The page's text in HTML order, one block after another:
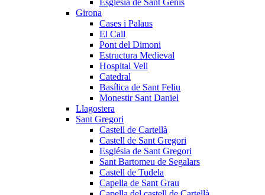
Església de Sant Genís
Girona
Cases i Palaus
El Call
Pont del Dimoni
Estructura Medieval
Hospital Vell
Catedral
Basílica de Sant Feliu
Monestir Sant Daniel
Llagostera
Sant Gregori
Castell de Cartellà
Castell de Sant Gregori
Església de Sant Gregori
Sant Bartomeu de Segalars
Castell de Tudela
Capella de Sant Grau